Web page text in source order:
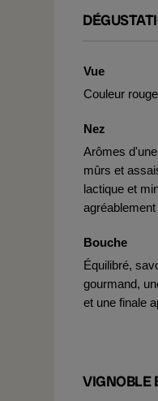
Vue
Couleur
Nez
Arômes
mûrs et
lactique et
Bouche
Équilibré,
gourmand,
et une finale
VIGNOBLE